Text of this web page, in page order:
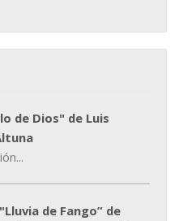
de Dios" de Luis
"Lluvia de Fango” de